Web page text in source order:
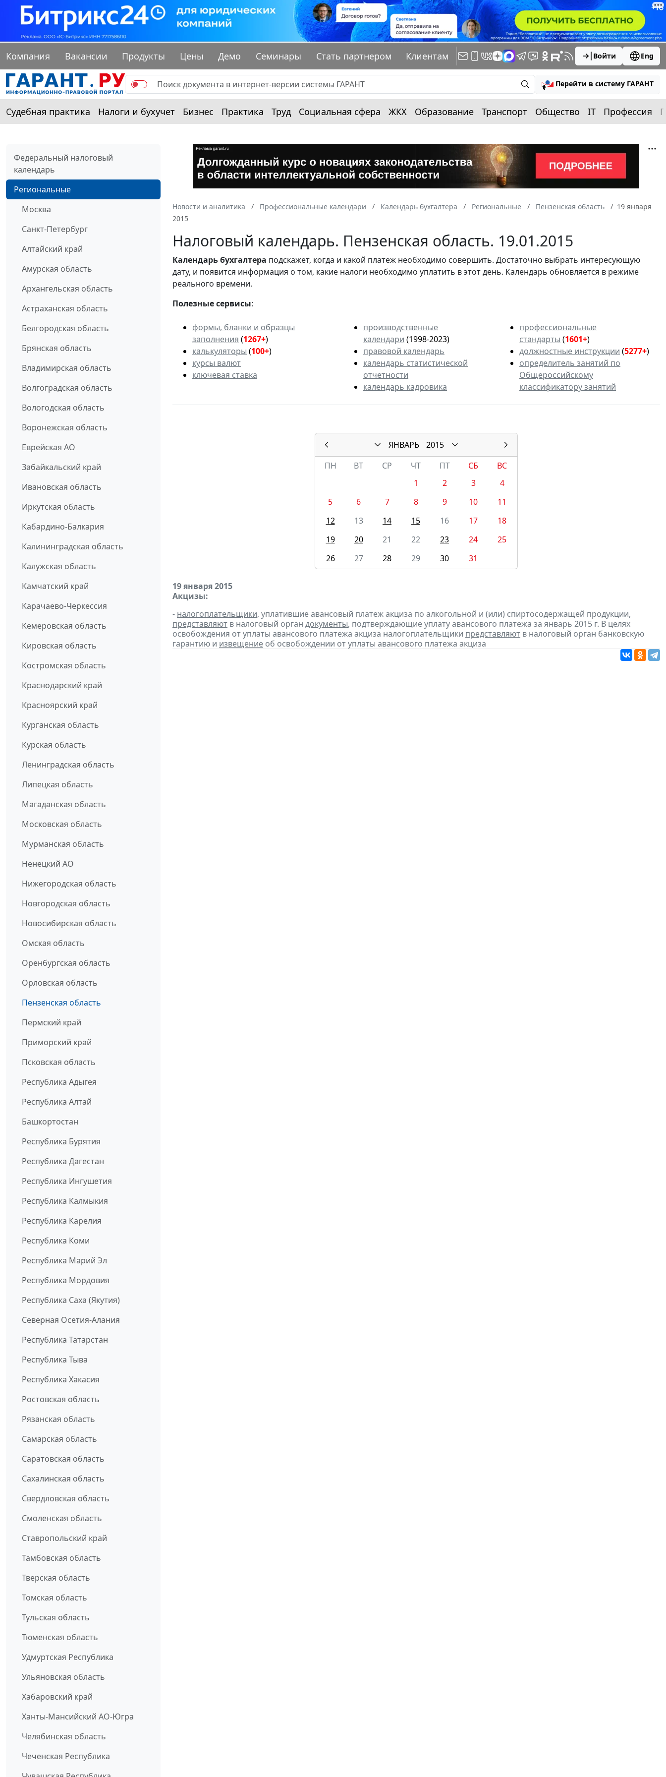
Компания Вакансии Продукты Цены Демо Семинары Стать партнером Клиентам Войти Eng
Перейти в систему ГАРАНТ
Судебная практика Налоги и бухучет Бизнес Практика Труд Социальная сфера ЖКХ Образование Транспорт Общество IT Профессия
Федеральный налоговый
календарь
Региональные
Москва
Санкт-Петербург
Алтайский край
Амурская область
Архангельская область
Астраханская область
Белгородская область
Брянская область
Владимирская область
Волгоградская область
Вологодская область
Воронежская область
Еврейская АО
Забайкальский край
Ивановская область
Иркутская область
Кабардино-Балкария
Калининградская область
Калужская область
Камчатский край
Карачаево-Черкессия
Кемеровская область
Кировская область
Костромская область
Краснодарский край
Красноярский край
Курганская область
Курская область
Ленинградская область
Липецкая область
Магаданская область
Московская область
Мурманская область
Ненецкий АО
Нижегородская область
Новгородская область
Новосибирская область
Омская область
Оренбургская область
Орловская область
Пензенская область
Пермский край
Приморский край
Псковская область
Республика Адыгея
Республика Алтай
Башкортостан
Республика Бурятия
Республика Дагестан
Республика Ингушетия
Республика Калмыкия
Республика Карелия
Республика Коми
Республика Марий Эл
Республика Мордовия
Республика Саха (Якутия)
Северная Осетия-Алания
Республика Татарстан
Республика Тыва
Республика Хакасия
Ростовская область
Рязанская область
Самарская область
Саратовская область
Сахалинская область
Свердловская область
Смоленская область
Ставропольский край
Тамбовская область
Тверская область
Томская область
Тульская область
Тюменская область
Удмуртская Республика
Ульяновская область
Хабаровский край
Ханты-Мансийский АО-Югра
Челябинская область
Чеченская Республика
Новости и аналитика Профессиональные календари Календарь бухгалтера Региональные Пензенская область
19 января
2015
Налоговый календарь. Пензенская область. 19.01.2015
Календарьбухгалтера подскажет, когда и какой платеж необходимо совершить. Достаточно выбрать интересующую
дату, и появится информация о том, какие налоги необходимо уплатить в этот день. Календарь обновляется в режиме
реального времени.
Полезные сервисы:
формы, бланки и образцы
заполнения (1267+)
калькуляторы (100+)
курсы валют
ключевая ставка
производственные
календари (1998-2023)
правовой календарь
календарь статистической
отчетности
календарь кадровика
профессиональные
стандарты (1601+)
должностные инструкции (5277+)
определитель занятий по
Общероссийскому
классификатору занятий
ЯНВАРЬ
2015
ПН
ВТ СР ЧТ ПТ СБ
ВС
1
2 3
4
5
6 7 8 9 10
11
12
13 14 15 16 17
18
19
20 21 22 23 24
25
26
27 28 29 30 31
19 января 2015
Акцизы:
- налогоплательщики, уплатившие авансовый платеж акциза по алкогольной и (или) спиртосодержащей продукции,
представляют в налоговый орган документы, подтверждающие уплату авансового платежа за январь 2015 г. В целях
освобождения от уплаты авансового платежа акциза налогоплательщики представляют в налоговый орган банковскую
гарантию и извещение об освобождении от уплаты авансового платежа акциза